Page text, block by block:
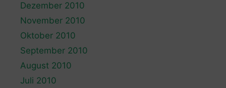
Dezember 2010
November 2010
Oktober 2010
September 2010
August 2010
Juli 2010